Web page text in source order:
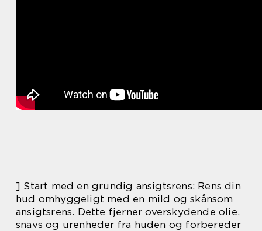
] Start med en grundig ansigtsrens: Rens din
hud omhyggeligt med en mild og skånsom
ansigtsrens. Dette fjerner overskydende olie,
snavs og urenheder fra huden og forbereder